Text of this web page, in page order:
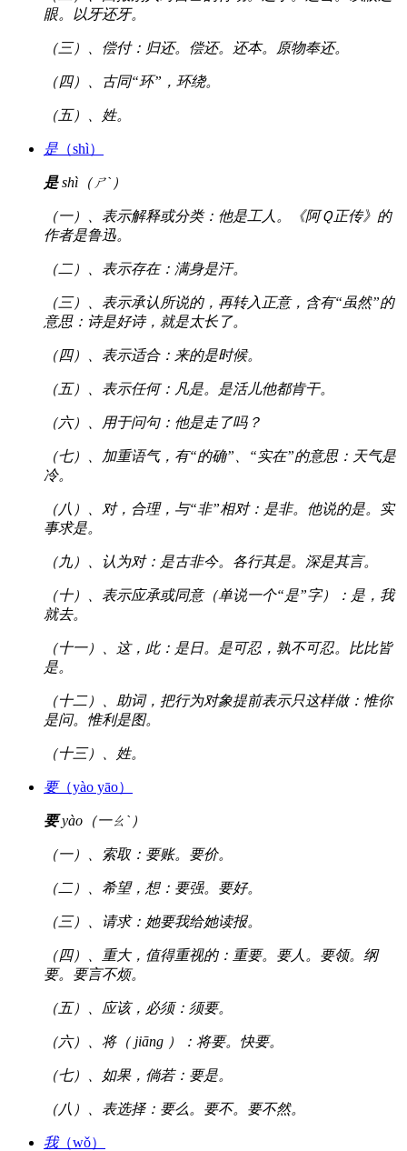
眼。以牙还牙。
（三）、偿付：归还。偿还。还本。原物奉还。
（四）、古同“环”，环绕。
（五）、姓。
是 （shì）
是shì（ㄕˋ）
（一）、表示解释或分类：他是工人。《阿Ｑ正传》的
作者是鲁迅。
（二）、表示存在：满身是汗。
（三）、表示承认所说的，再转入正意，含有“虽然”的
意思：诗是好诗，就是太长了。
（四）、表示适合：来的是时候。
（五）、表示任何：凡是。是活儿他都肯干。
（六）、用于问句：他是走了吗？
（七）、加重语气，有“的确”、“实在”的意思：天气是
冷。
（八）、对，合理，与“非”相对：是非。他说的是。实
事求是。
（九）、认为对：是古非今。各行其是。深是其言。
（十）、表示应承或同意（单说一个“是”字）：是，我
就去。
（十一）、这，此：是日。是可忍，孰不可忍。比比皆
是。
（十二）、助词，把行为对象提前表示只这样做：惟你
是问。惟利是图。
（十三）、姓。
要（yào yāo）
要yào（一ㄠˋ）
（一）、索取：要账。要价。
（二）、希望，想：要强。要好。
（三）、请求：她要我给她读报。
（四）、重大，值得重视的：重要。要人。要领。纲
要。要言不烦。
（五）、应该，必须：须要。
（六）、将（ jiāng ）：将要。快要。
（七）、如果，倘若：要是。
（八）、表选择：要么。要不。要不然。
我（wǒ）